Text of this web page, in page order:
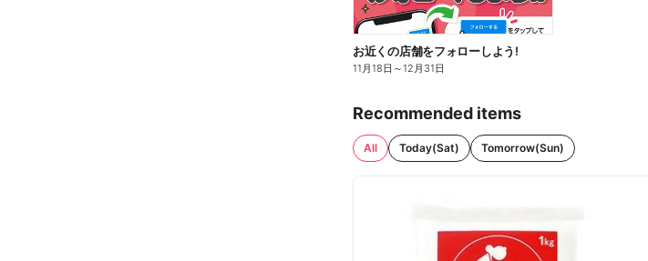
お近くの店舗をフォローしよう!
11月18日 ～12月31日
Recommended items
All Today(Sat) Tomorrow(Sun)